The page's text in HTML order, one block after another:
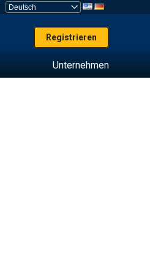
Registrieren
Unternehmen